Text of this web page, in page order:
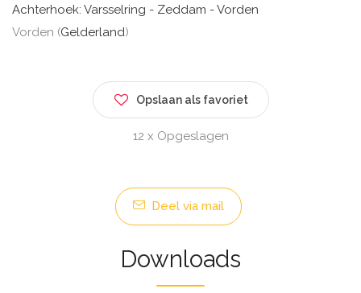
Achterhoek: Varsselring - Zeddam - Vorden
Vorden (Gelderland)
Opslaan als favoriet
12 x Opgeslagen
Deel via mail
Downloads